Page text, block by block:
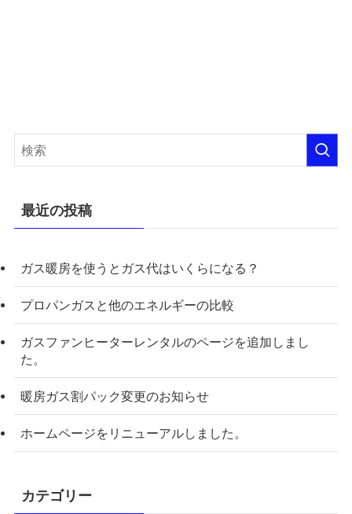
最近の投稿
ガス暖房を使うとガス代はいくらになる？
プロパンガスと他のエネルギーの比較
ガスファンヒーターレンタルのページを追加しまし
た。
暖房ガス割パック変更のお知らせ
ホームページをリニューアルしました。
カテゴリー